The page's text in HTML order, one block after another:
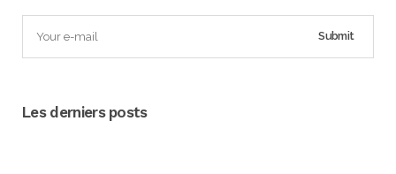
Les derniers posts